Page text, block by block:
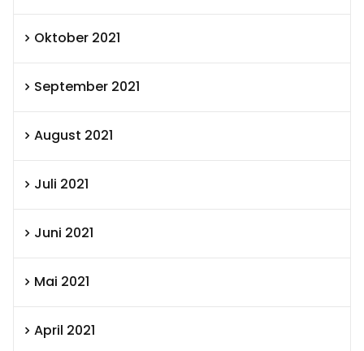
Oktober 2021
September 2021
August 2021
Juli 2021
Juni 2021
Mai 2021
April 2021